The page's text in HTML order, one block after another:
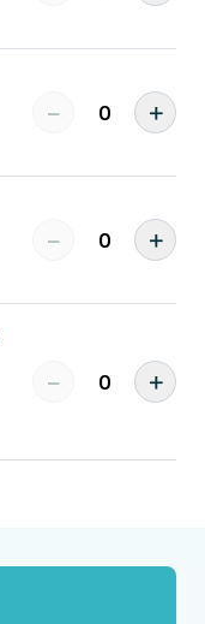
− ＋
− ＋
− ＋